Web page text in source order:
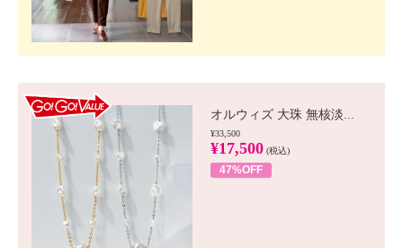
オルウィズ 大珠 無核淡...
¥33,500
¥17,500 (税込)
47%OFF